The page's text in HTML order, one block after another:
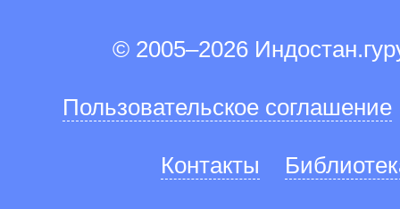
© 2005–2026
Пользовательское соглашение
Контакты